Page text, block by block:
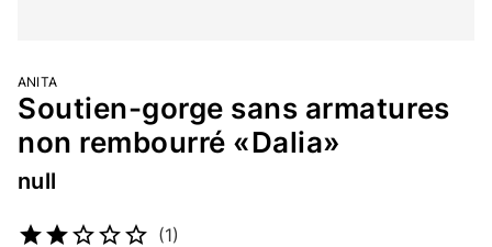
ANITA
Soutien-gorge sans armatures
non rembourré «Dalia»
null
(1)